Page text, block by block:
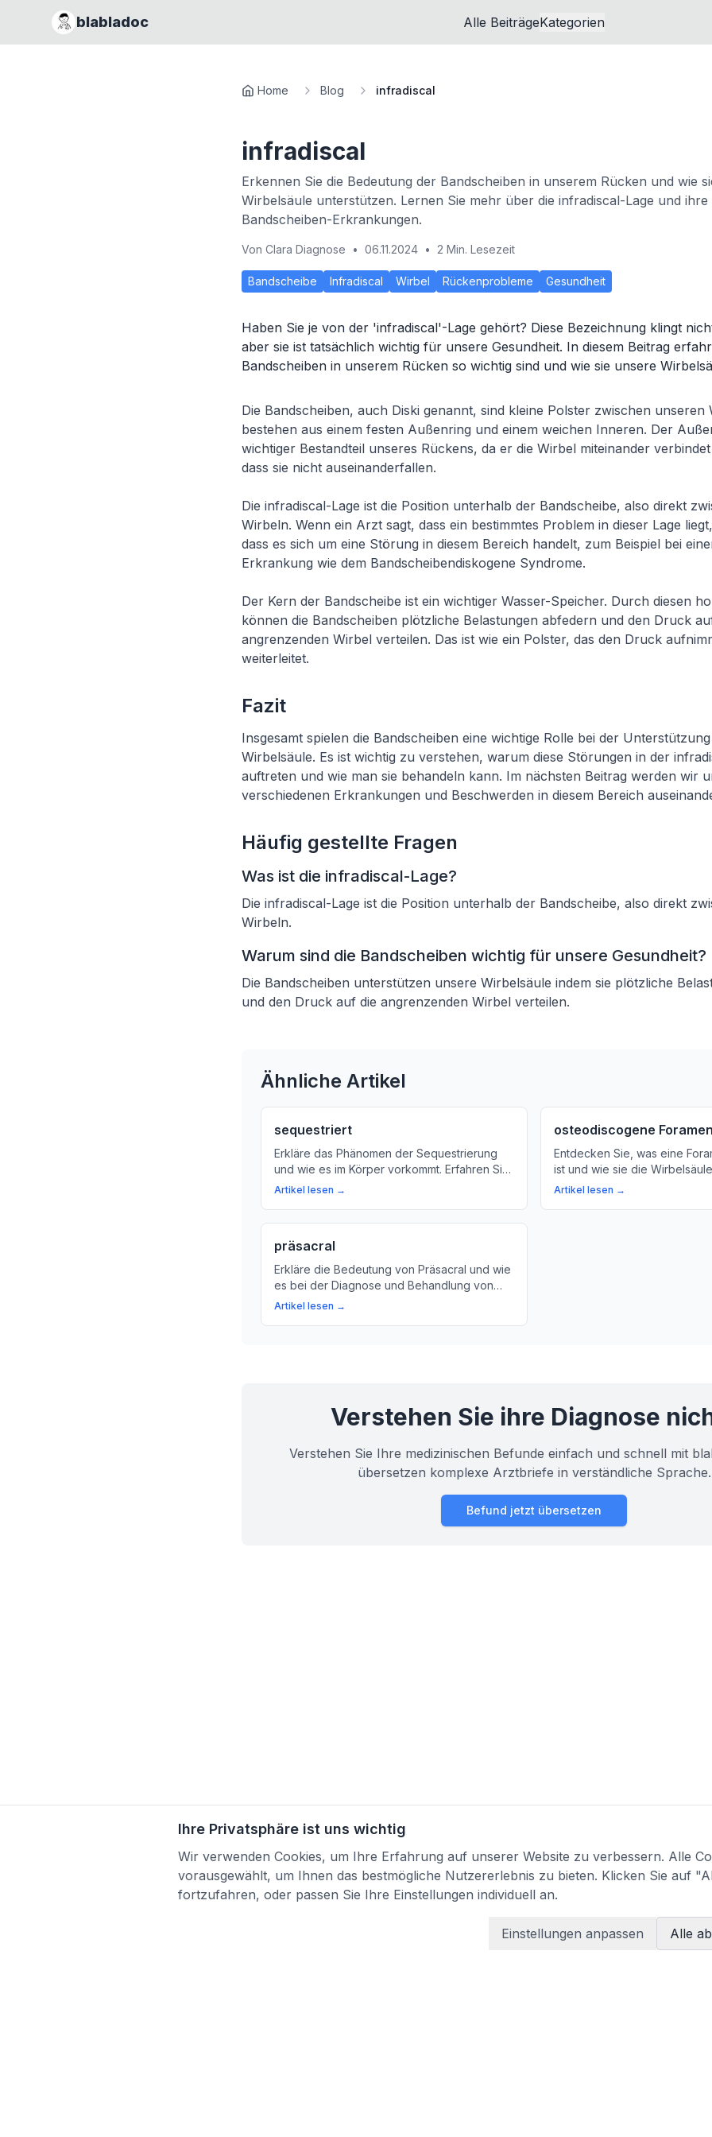
blabladoc Alle BeiträgeKategorien
Home Blog infradiscal
infradiscal
Erkennen Sie die Bedeutung der Bandscheiben in unserem Rücken und wie
Wirbelsäule unterstützen. Lernen Sie mehr über die infradiscal-Lage und ihre
Bandscheiben-Erkrankungen.
Von Clara Diagnose • 06.11.2024 • 2 Min. Lesezeit
Bandscheibe Infradiscal Wirbel Rückenprobleme Gesundheit
Haben Sie je von der 'infradiscal'-Lage gehört? Diese Bezeichnung klingt
aber sie ist tatsächlich wichtig für unsere Gesundheit. In diesem Beitrag
Bandscheiben in unserem Rücken so wichtig sind und wie sie unsere
Die Bandscheiben, auch Diski genannt, sind kleine Polster zwischen unseren
bestehen aus einem festen Außenring und einem weichen Inneren. Der
wichtiger Bestandteil unseres Rückens, da er die Wirbel miteinander
dass sie nicht auseinanderfallen.
Die infradiscal-Lage ist die Position unterhalb der Bandscheibe, also direkt
Wirbeln. Wenn ein Arzt sagt, dass ein bestimmtes Problem in dieser Lage
dass es sich um eine Störung in diesem Bereich handelt, zum Beispiel bei
Erkrankung wie dem Bandscheibendiskogene Syndrome.
Der Kern der Bandscheibe ist ein wichtiger Wasser-Speicher. Durch diesen
können die Bandscheiben plötzliche Belastungen abfedern und den Druck
angrenzenden Wirbel verteilen. Das ist wie ein Polster, das den Druck
weiterleitet.
Fazit
Insgesamt spielen die Bandscheiben eine wichtige Rolle bei der
Wirbelsäule. Es ist wichtig zu verstehen, warum diese Störungen in der
auftreten und wie man sie behandeln kann. Im nächsten Beitrag werden wir
verschiedenen Erkrankungen und Beschwerden in diesem Bereich
Häufig gestellte Fragen
Was ist die infradiscal-Lage?
Die infradiscal-Lage ist die Position unterhalb der Bandscheibe, also direkt
Wirbeln.
Warum sind die Bandscheiben wichtig für unsere Gesundheit?
Die Bandscheiben unterstützen unsere Wirbelsäule indem sie plötzliche
und den Druck auf die angrenzenden Wirbel verteilen.
Ähnliche Artikel
sequestriert
Erkläre das Phänomen der Sequestrierung
und wie es im Körper vorkommt. Erfahren Sie,
warum ein Teil von unserem Gewebe
Artikel lesen →
osteodiscogene
Entdecken Sie, was eine
ist und wie sie die
kann. Erfahren Sie mehr über
Artikel lesen →
präsacral
Erkläre die Bedeutung von Präsacral und wie
es bei der Diagnose und Behandlung von
Krankheiten eine wichtige Rolle spielt.
Artikel lesen →
Verstehen Sie ihre Diagnose
Verstehen Sie Ihre medizinischen Befunde einfach und schnell mit
übersetzen komplexe Arztbriefe in verständliche Sprache.
Befund jetzt übersetzen
Ihre Privatsphäre ist uns wichtig
Wir verwenden Cookies, um Ihre Erfahrung auf unserer Website zu verbessern. Alle
vorausgewählt, um Ihnen das bestmögliche Nutzererlebnis zu bieten. Klicken Sie auf
fortzufahren, oder passen Sie Ihre Einstellungen individuell an.
Einstellungen anpassen Alle